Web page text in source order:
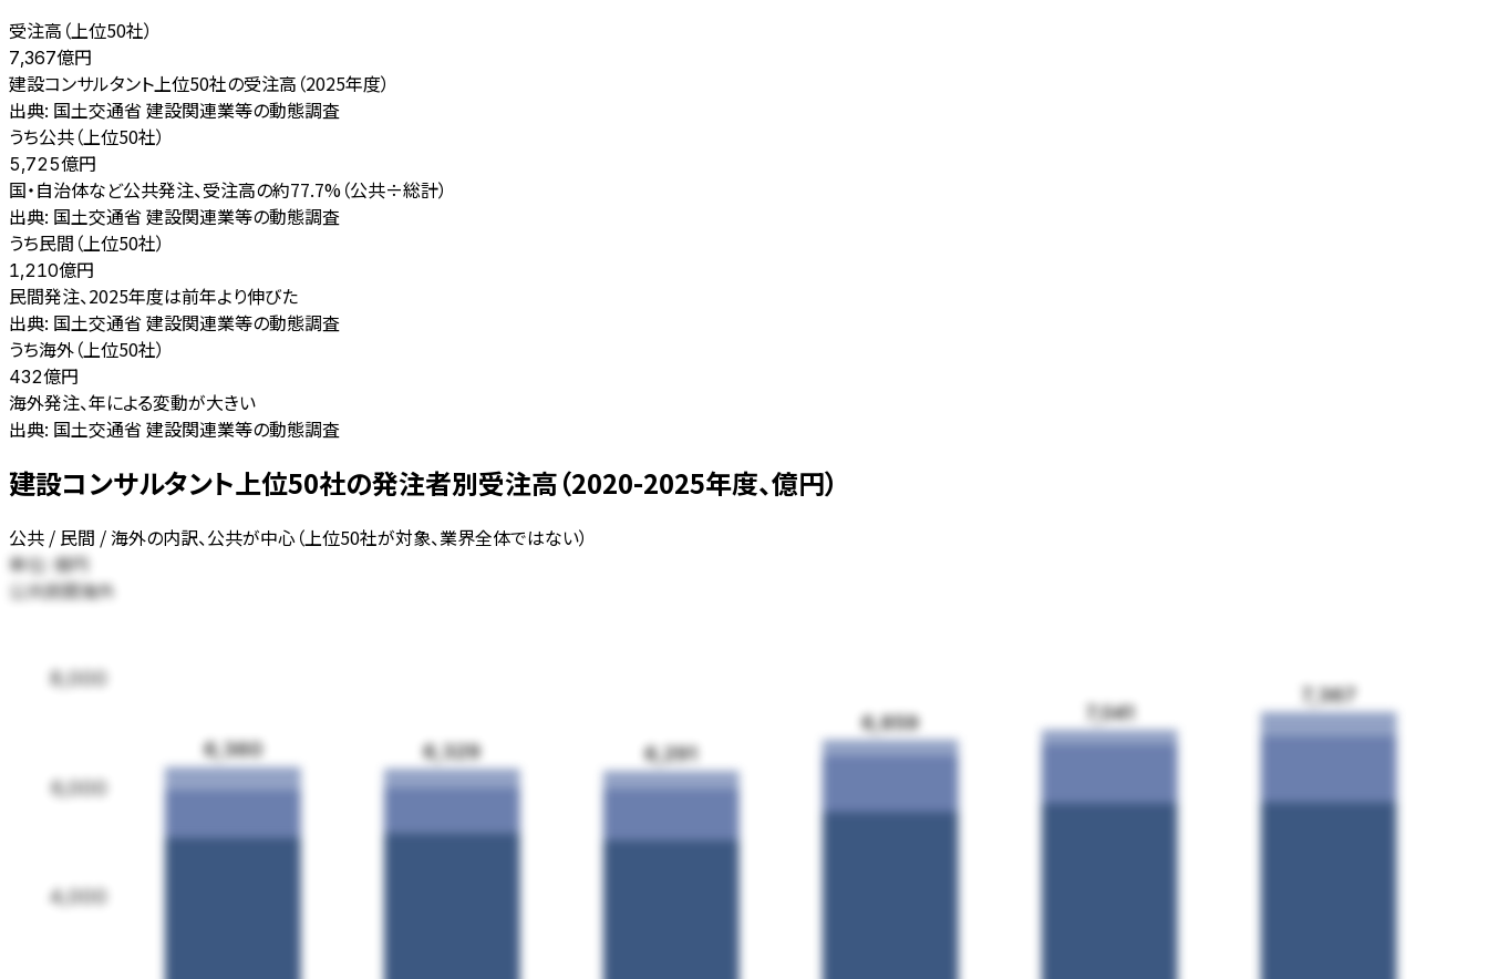
受注高（上位50社）
7,367億円
建設コンサルタント上位50社の受注高（2025年度）
出典: 国土交通省 建設関連業等の動態調査
うち公共（上位50社）
5,725億円
国・自治体など公共発注、受注高の約77.7%（公共÷総計）
出典: 国土交通省 建設関連業等の動態調査
うち民間（上位50社）
1,210億円
民間発注、2025年度は前年より伸びた
出典: 国土交通省 建設関連業等の動態調査
うち海外（上位50社）
432億円
海外発注、年による変動が大きい
出典: 国土交通省 建設関連業等の動態調査
建設コンサルタント上位50社の発注者別受注高（2020-2025年度、億円）
公共 / 民間 / 海外の内訳、公共が中心（上位50社が対象、業界全体ではない）
単位:億円
公共民間海外
4,000
6,000
8,000
6,360 6,329 6,291
6,859 7,041
7,367